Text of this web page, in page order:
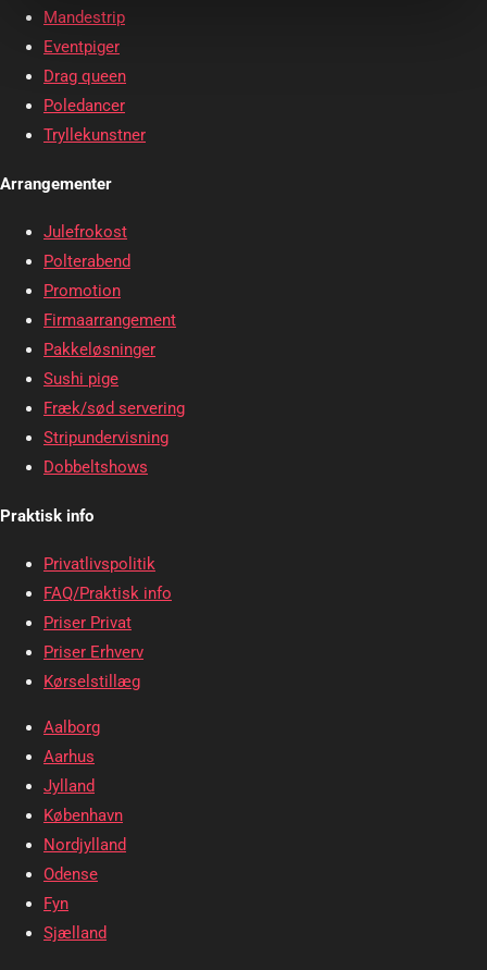
Mandestrip
Eventpiger
Drag queen
Poledancer
Tryllekunstner
Arrangementer
Julefrokost
Polterabend
Promotion
Firmaarrangement
Pakkeløsninger
Sushi pige
Fræk/sød servering
Stripundervisning
Dobbeltshows
Praktisk info
Privatlivspolitik
FAQ/Praktisk info
Priser Privat
Priser Erhverv
Kørselstillæg
Aalborg
Aarhus
Jylland
København
Nordjylland
Odense
Fyn
Sjælland